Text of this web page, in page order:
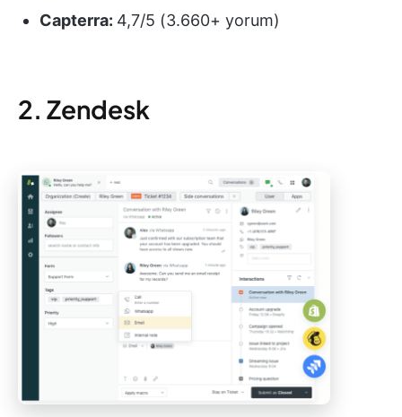
Capterra: 4,7/5 (3.660+ yorum)
2. Zendesk